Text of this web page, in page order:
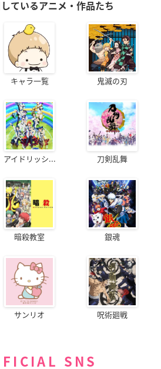
ているアニメ・作品たち
キャラ一覧 鬼滅の刃
アイドリッシ... 刀剣乱舞
暗殺教室 銀魂
サンリオ 呪術廻戦
SNS